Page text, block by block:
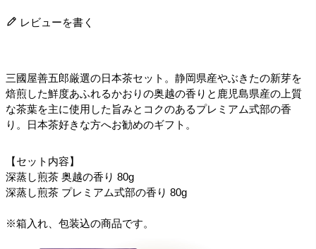
レビューを書く
三國屋善五郎厳選の日本茶セット。静岡県産やぶきたの新芽を
焙煎した鮮度あふれるかおりの奥越の香りと鹿児島県産の上質
な茶葉を主に使用した旨みとコクのあるプレミアム式部の香
り。日本茶好きな方へお勧めのギフト。
【セット内容】
深蒸し煎茶 奥越の香り 80g
深蒸し煎茶 プレミアム式部の香り 80g
※箱入れ、包装込の商品です。